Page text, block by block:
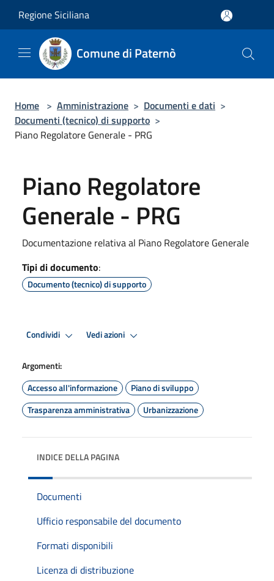
Regione Siciliana
Comune di Paternò
Home > Amministrazione > Documenti e dati >
Documenti (tecnico) di supporto >
Piano Regolatore Generale - PRG
Piano Regolatore
Generale - PRG
Documentazione relativa al Piano Regolatore Generale
Tipi di documento:
Documento (tecnico) di supporto
Condividi Vedi azioni
Argomenti:
Accesso all'informazione
Piano di sviluppo
Trasparenza amministrativa
Urbanizzazione
INDICE DELLA PAGINA
Documenti
Ufficio responsabile del documento
Formati disponibili
Licenza di distribuzione